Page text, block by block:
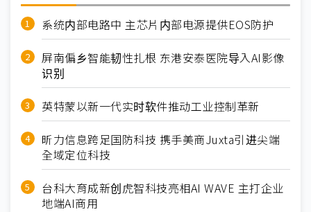
系统内部电路中 主芯片内部电源提供EOS防护
屏南偏乡智能韧性扎根 东港安泰医院导入AI影像
识别
英特蒙以新一代实时软件推动工业控制革新
昕力信息跨足国防科技 携手美商Juxta引进尖端
全域定位科技
台科大育成新创虎智科技亮相AI WAVE 主打企业
地端AI商用